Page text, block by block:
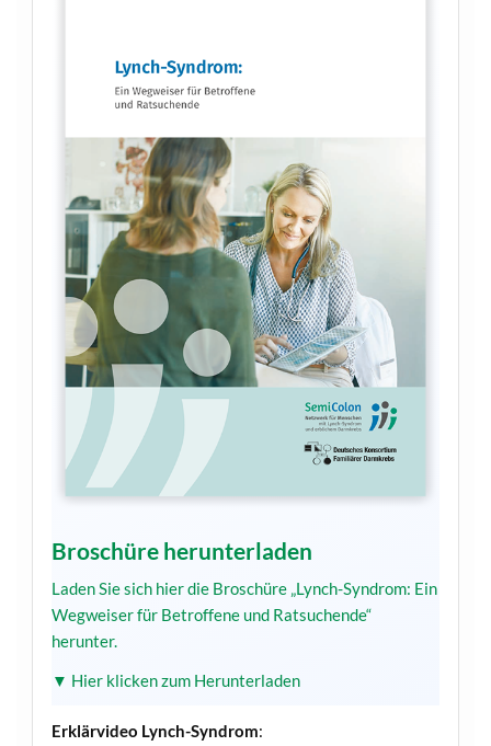
Broschüre herunterladen
Laden Sie sich hier die Broschüre „Lynch-Syndrom: Ein
Wegweiser für Betroffene und Ratsuchende“
herunter.
▼ Hier klicken zum Herunterladen
Erklärvideo Lynch-Syndrom: